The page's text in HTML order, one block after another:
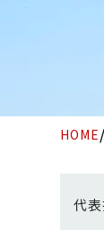
HOME
代